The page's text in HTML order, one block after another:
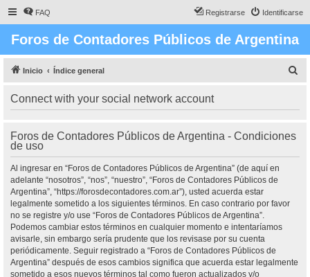
FAQ Identificarse
Registrarse
Foros de Contadores Públicos de Argentina
Inicio Índice general
Connect with your social network account
Foros de Contadores Públicos de Argentina - Condiciones
de uso
Al ingresar en “Foros de Contadores Públicos de Argentina” (de aquí en
adelante “nosotros”, “nos”, “nuestro”, “Foros de Contadores Públicos de
Argentina”, “https://forosdecontadores.com.ar”), usted acuerda estar
legalmente sometido a los siguientes términos. En caso contrario por favor
no se registre y/o use “Foros de Contadores Públicos de Argentina”.
Podemos cambiar estos términos en cualquier momento e intentaríamos
avisarle, sin embargo sería prudente que los revisase por su cuenta
periódicamente. Seguir registrado a “Foros de Contadores Públicos de
Argentina” después de esos cambios significa que acuerda estar legalmente
sometido a esos nuevos términos tal como fueron actualizados y/o